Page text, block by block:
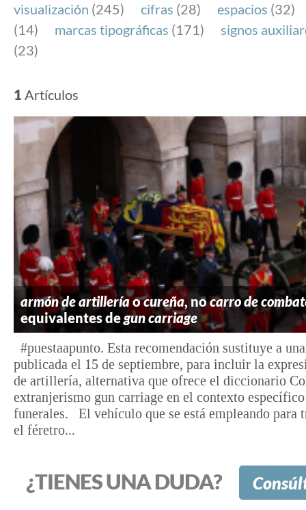
visualización (245) cifras (28) espacios (32)
(14)
marcas tipográficas (171)
signos
(23)
1 Artículos
armón de artilleríaocureña, nocarro de
equivalentes degun carriage
#puestaapunto. Esta recomendación sustituye a
publicada el 15 de septiembre, para incluir la
de artillería, alternativa que ofrece el diccionario
extranjerismo gun carriage en el contexto
funerales. El vehículo que se está empleando para
el féretro...
¿TIENES UNA DUDA?